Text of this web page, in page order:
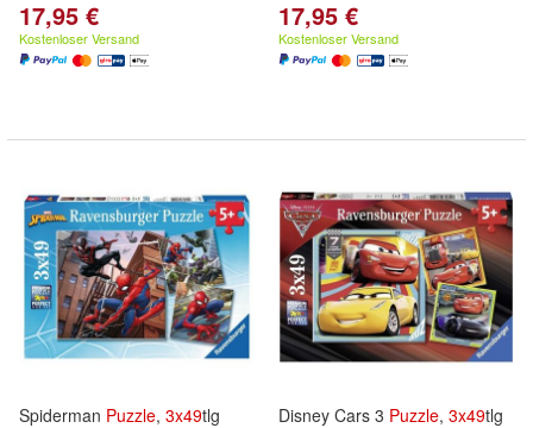
17,95 €
Kostenloser Versand
17,95 €
Kostenloser Versand
Spiderman Puzzle, 3x49tlg Disney Cars 3 Puzzle, 3x49tlg